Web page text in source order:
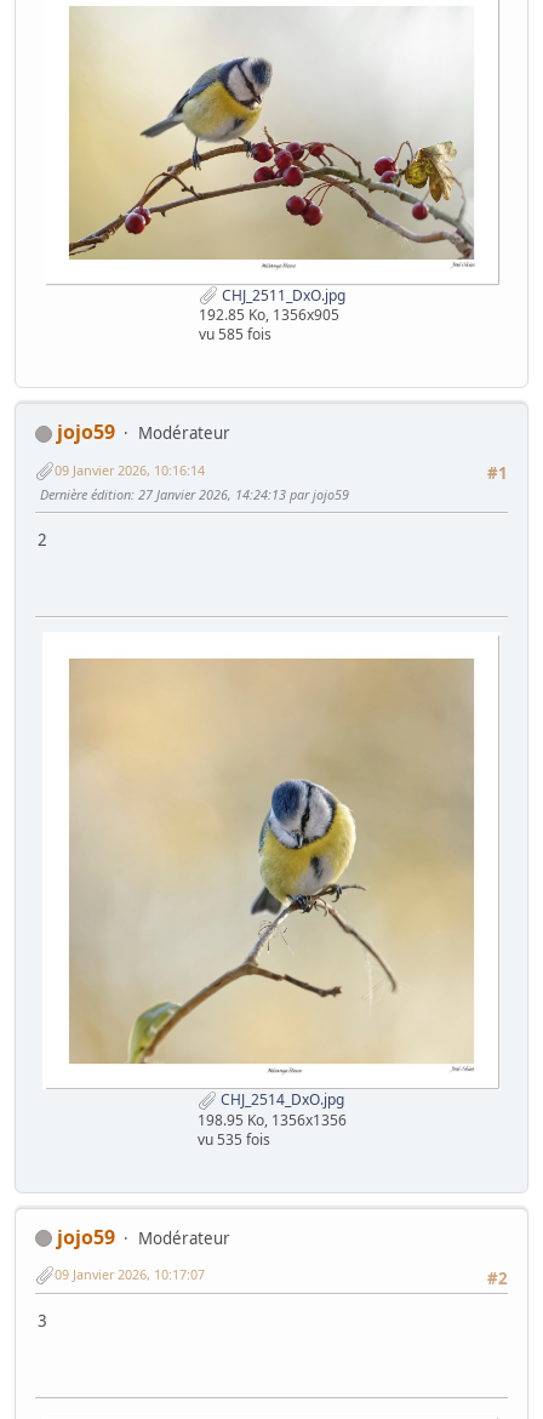
CHJ_2511_DxO.jpg
192.85 Ko, 1356x905
vu 585 fois
jojo59
Modérateur
#1
09 Janvier 2026, 10:16:14
Dernière édition: 27 Janvier 2026, 14:24:13 par jojo59
2
CHJ_2514_DxO.jpg
198.95 Ko, 1356x1356
vu 535 fois
jojo59
Modérateur
#2
09 Janvier 2026, 10:17:07
3